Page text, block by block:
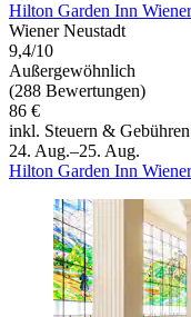
Hilton Garden Inn
Wiener Neustadt
9,4/10
Außergewöhnlich
(288 Bewertungen)
86 €
inkl. Steuern & Gebühren
24. Aug.–25. Aug.
Hilton Garden Inn